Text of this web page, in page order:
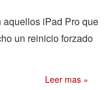
iPad Pro que
un reinicio forzado
Leer mas »